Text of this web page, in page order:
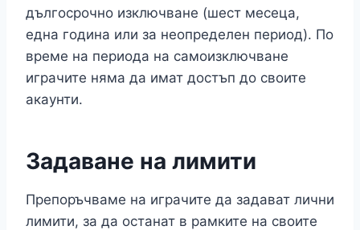
дългосрочно изключване (шест месеца,
една година или за неопределен период). По
време на периода на самоизключване
играчите няма да имат достъп до своите
акаунти.
Задаване на лимити
Препоръчваме на играчите да задават лични
лимити, за да останат в рамките на своите